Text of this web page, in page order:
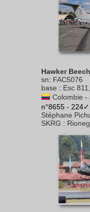
Hawker
sn: FAC5076
base : Esc
Colombie -
n°8655 - 224✓
Stéphane
SKRG :